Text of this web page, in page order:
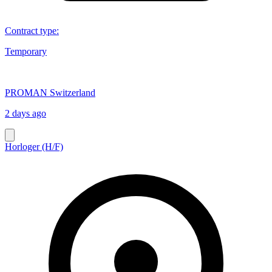
Contract type:
Temporary
PROMAN Switzerland
2 days ago
Horloger (H/F)